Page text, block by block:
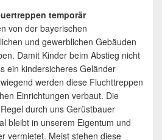
temporär
von der bayerischen
und gewerblichen Gebäuden
Damit Kinder beim Abstieg nicht
ein kindersicheres Geländer
werden diese Fluchttreppen
Einrichtungen verbaut. Die
durch uns Gerüstbauer
bleibt in unserem Eigentum und
vermietet. Meist stehen diese